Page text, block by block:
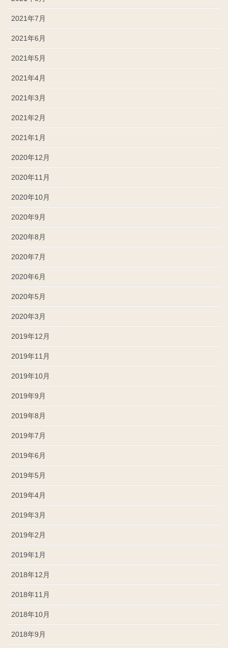
2021年7月
2021年6月
2021年5月
2021年4月
2021年3月
2021年2月
2021年1月
2020年12月
2020年11月
2020年10月
2020年9月
2020年8月
2020年7月
2020年6月
2020年5月
2020年3月
2019年12月
2019年11月
2019年10月
2019年9月
2019年8月
2019年7月
2019年6月
2019年5月
2019年4月
2019年3月
2019年2月
2019年1月
2018年12月
2018年11月
2018年10月
2018年9月